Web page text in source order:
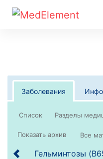
Заболевания
Список
Все
Гельминтозы